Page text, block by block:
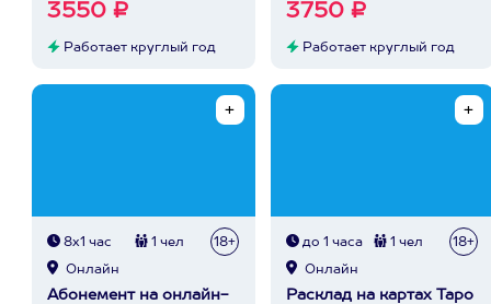
3550 ₽
Работает круглый год
3750 ₽
Работает круглый год
8х1 час 1 чел 18+
Онлайн
Абонемент на онлайн-
до 1 часа 1 чел 18+
Онлайн
Расклад на картах Таро